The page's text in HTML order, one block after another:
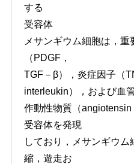
する
受容体
メサンギウム細胞は，重
（PDGF，
TGF－β），炎症因子（
interleukin），および血
作動性物質（
受容体を発現
しており，メサンギウム
縮，遊走お